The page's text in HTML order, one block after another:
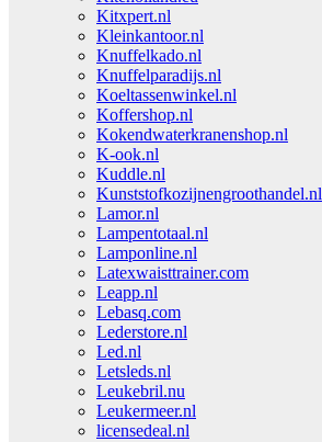
Kitxpert.nl
Kleinkantoor.nl
Knuffelkado.nl
Knuffelparadijs.nl
Koeltassenwinkel.nl
Koffershop.nl
Kokendwaterkranenshop.nl
K-ook.nl
Kuddle.nl
Kunststofkozijnengroothandel.nl
Lamor.nl
Lampentotaal.nl
Lamponline.nl
Latexwaisttrainer.com
Leapp.nl
Lebasq.com
Lederstore.nl
Led.nl
Letsleds.nl
Leukebril.nu
Leukermeer.nl
licensedeal.nl